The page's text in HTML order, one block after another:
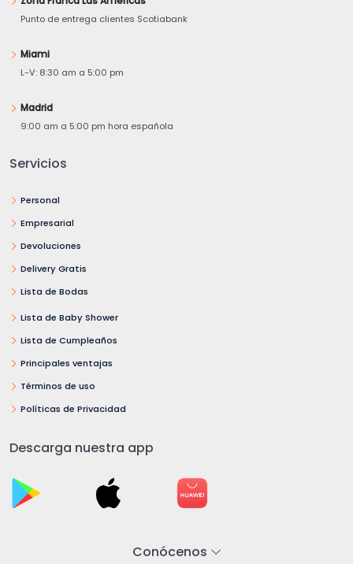
Punto de entrega clientes Scotiabank
Miami
L-V: 8:30 am a 5:00 pm
Madrid
9:00 am a 5:00 pm hora española
Servicios
Personal
Empresarial
Devoluciones
Delivery Gratis
Lista de Bodas
Lista de Baby Shower
Lista de Cumpleaños
Principales ventajas
Términos de uso
Políticas de Privacidad
Descarga nuestra app
Conócenos